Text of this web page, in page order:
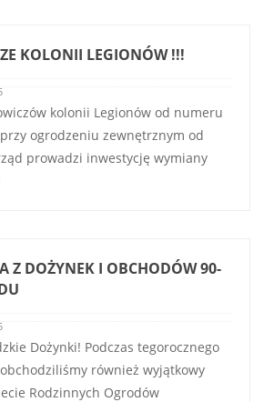
KOLONII LEGIONÓW !!!
kolonii Legionów od numeru
przy ogrodzeniu zewnętrznym od
prowadzi inwestycję wymiany
Z DOŻYNEK I OBCHODÓW 90-
Dożynki! Podczas tegorocznego
również wyjątkowy
Rodzinnych Ogrodów